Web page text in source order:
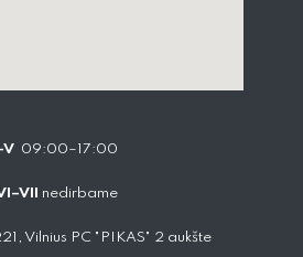
09:00–17:00
nedirbame
Vilnius PC "PIKAS" 2 aukšte